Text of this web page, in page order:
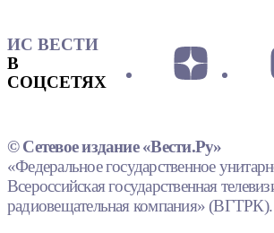
ИС ВЕСТИ
В
СОЦСЕТЯХ
© Сетевое издание «Вести.Ру»
«Федеральное государственное
Всероссийская государственная
радиовещательная компания» (ВГТРК).